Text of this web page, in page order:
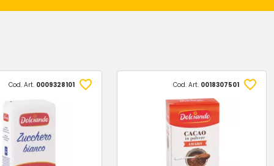
Cod. Art. 0009328101 Cod. Art. 0018307501